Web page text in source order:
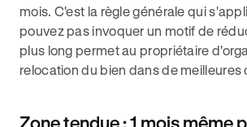
mois. C'est la règle générale qui
pouvez pas invoquer un motif de
plus long permet au propriétaire
relocation du bien dans de meilleures
Zone tendue : 1 mois même